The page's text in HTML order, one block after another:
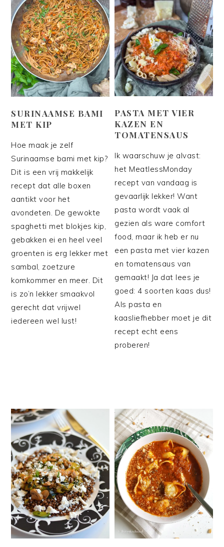
SURINAAMSE BAMI
MET KIP
Hoe maak je zelf
Surinaamse bami met kip?
Dit is een vrij makkelijk
recept dat alle boxen
aantikt voor het
avondeten. De gewokte
spaghetti met blokjes kip,
gebakken ei en heel veel
groenten is erg lekker met
sambal, zoetzure
komkommer en meer. Dit
is zo’n lekker smaakvol
gerecht dat vrijwel
iedereen wel lust!
PASTA MET VIER
KAZEN EN
TOMATENSAUS
Ik waarschuw je alvast:
het MeatlessMonday
recept van vandaag is
gevaarlijk lekker! Want
pasta wordt vaak al
gezien als ware comfort
food, maar ik heb er nu
een pasta met vier kazen
en tomatensaus van
gemaakt! Ja dat lees je
goed: 4 soorten kaas dus!
Als pasta en
kaasliefhebber moet je dit
recept echt eens
proberen!